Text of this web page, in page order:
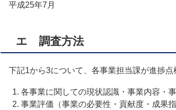
平成25年7月
エ 調査方法
下記1から3について、各事業担当課が進捗点
各事業に関しての現状認識・事業内容・
事業評価（事業の必要性・貢献度・成果